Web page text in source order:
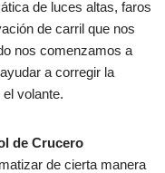
de luces altas, faros
de carril que nos
nos comenzamos a
a corregir la
volante.
de Crucero
de cierta manera